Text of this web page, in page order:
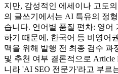
지만, 감성적인 에세이나 고도
의 글쓰기에서는 AI 특유의 정
습니다. 언어별 품질 편차: 영어
하기 때문에, 한국어 등 비영어
맥을 위해 발행 전 최종 검수 과
및 추천 여부 결론적으로
니라 'AI SEO 전문가'라고 부르